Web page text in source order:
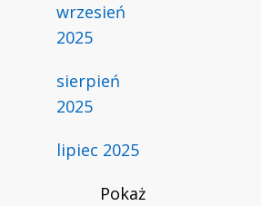
wrzesień
2025
sierpień
2025
lipiec 2025
Pokaż